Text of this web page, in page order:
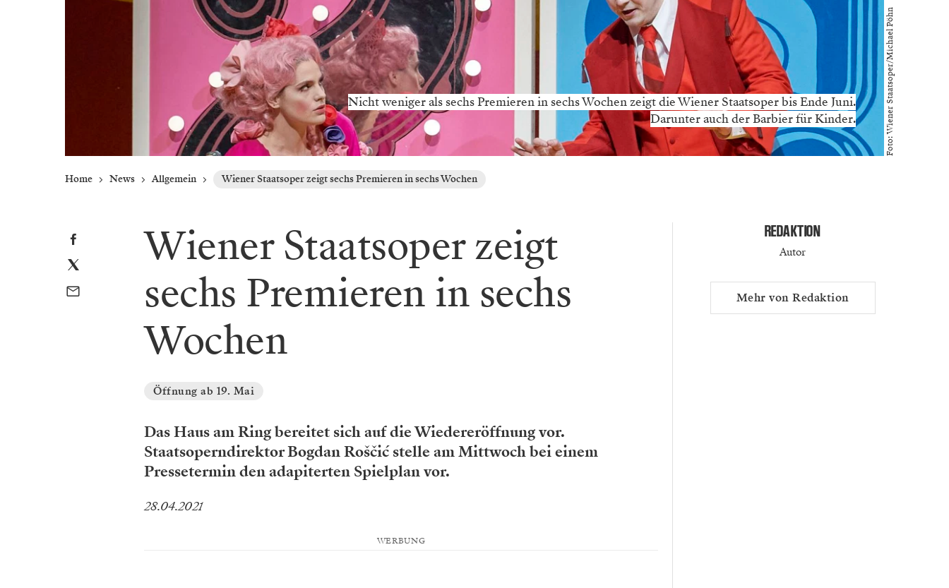
Nicht weniger als sechs Premieren in sechs Wochen zeigt die Wiener Staatsoper bis Ende Juni.
Darunter auch der Barbier für Kinder.
Foto: Wiener Staatsoper/Michael Pöhn
Home News Allgemein Wiener Staatsoper zeigt sechs Premieren in sechs Wochen
Wiener Staatsoper zeigt
sechs Premieren in sechs
Wochen
Öffnung ab 19. Mai
Das Haus am Ring bereitet sich auf die Wiedereröffnung vor.
Staatsoperndirektor Bogdan Roščić stelle am Mittwoch bei einem
Pressetermin den adapiterten Spielplan vor.
28.04.2021
WERBUNG
REDAKTION
Autor
Mehr von Redaktion